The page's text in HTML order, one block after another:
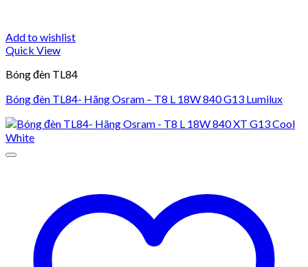
Add to wishlist
Quick View
Bóng đèn TL84
Bóng đèn TL84- Hãng Osram – T8 L 18W 840 G13 Lumilux